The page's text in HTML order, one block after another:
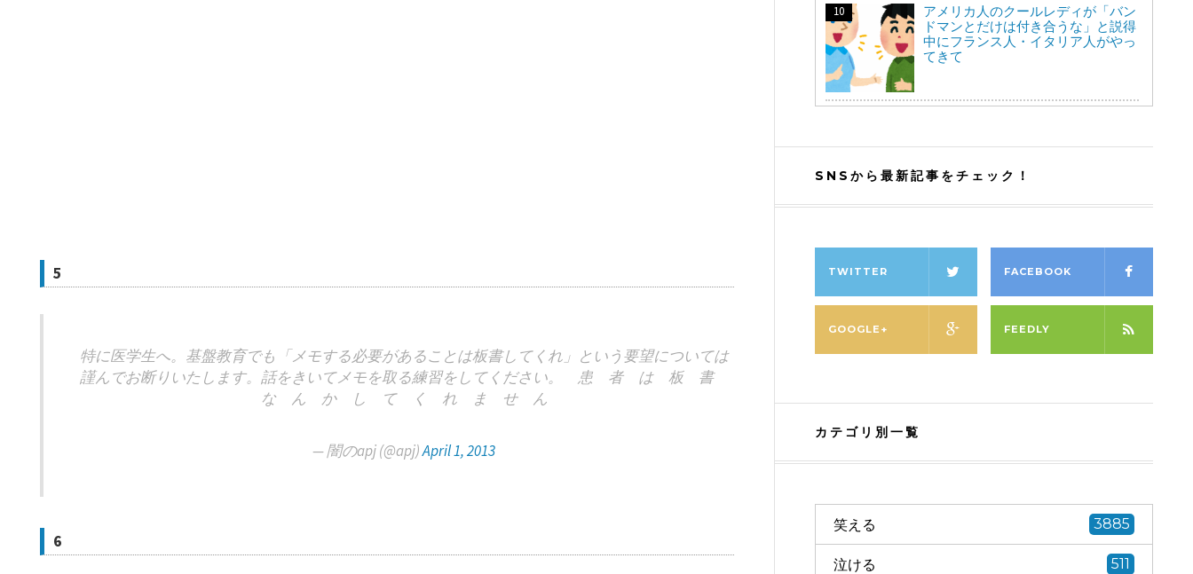
5
特に医学生へ。基盤教育でも「メモする必要があることは板書してくれ」という要望については
謹んでお断りいたします。話をきいてメモを取る練習をしてください。 患 者 は 板 書
な ん か し て く れ ま せ ん
— 闇のapj (@apj)April 1, 2013
6
アメリカ人のクールレディが「バン
ドマンとだけは付き合うな」と説得
中にフランス人・イタリア人がやっ
てきて
SNSから最新記事をチェック！
TWITTER FACEBOOK
GOOGLE+ FEEDLY
カテゴリ別一覧
笑える 3885
泣ける 511